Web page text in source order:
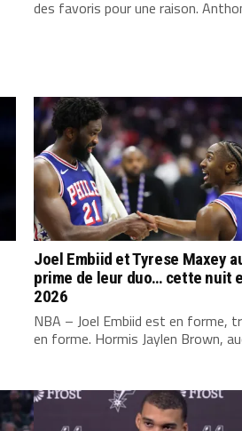
des favoris pour une raison.
Joel Embiid et Tyrese Maxey
prime de leur duo… cette nuit
2026
NBA – Joel Embiid est en forme,
en forme. Hormis Jaylen Brown,